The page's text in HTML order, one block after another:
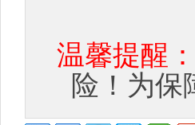
温馨提醒：
险！为保